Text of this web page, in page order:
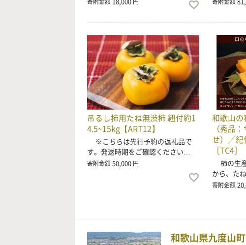
吊るし柿用たね無渋柿 紐付約1
4.5~15kg【ART12】
※こちらは先行予約の返礼品で
す。発送時期をご確認ください…
寄附金額50,000 円
和歌山
（秀品
せ）／
［TC4］
柿の生
から、た
寄附金額
和歌山県九度山町